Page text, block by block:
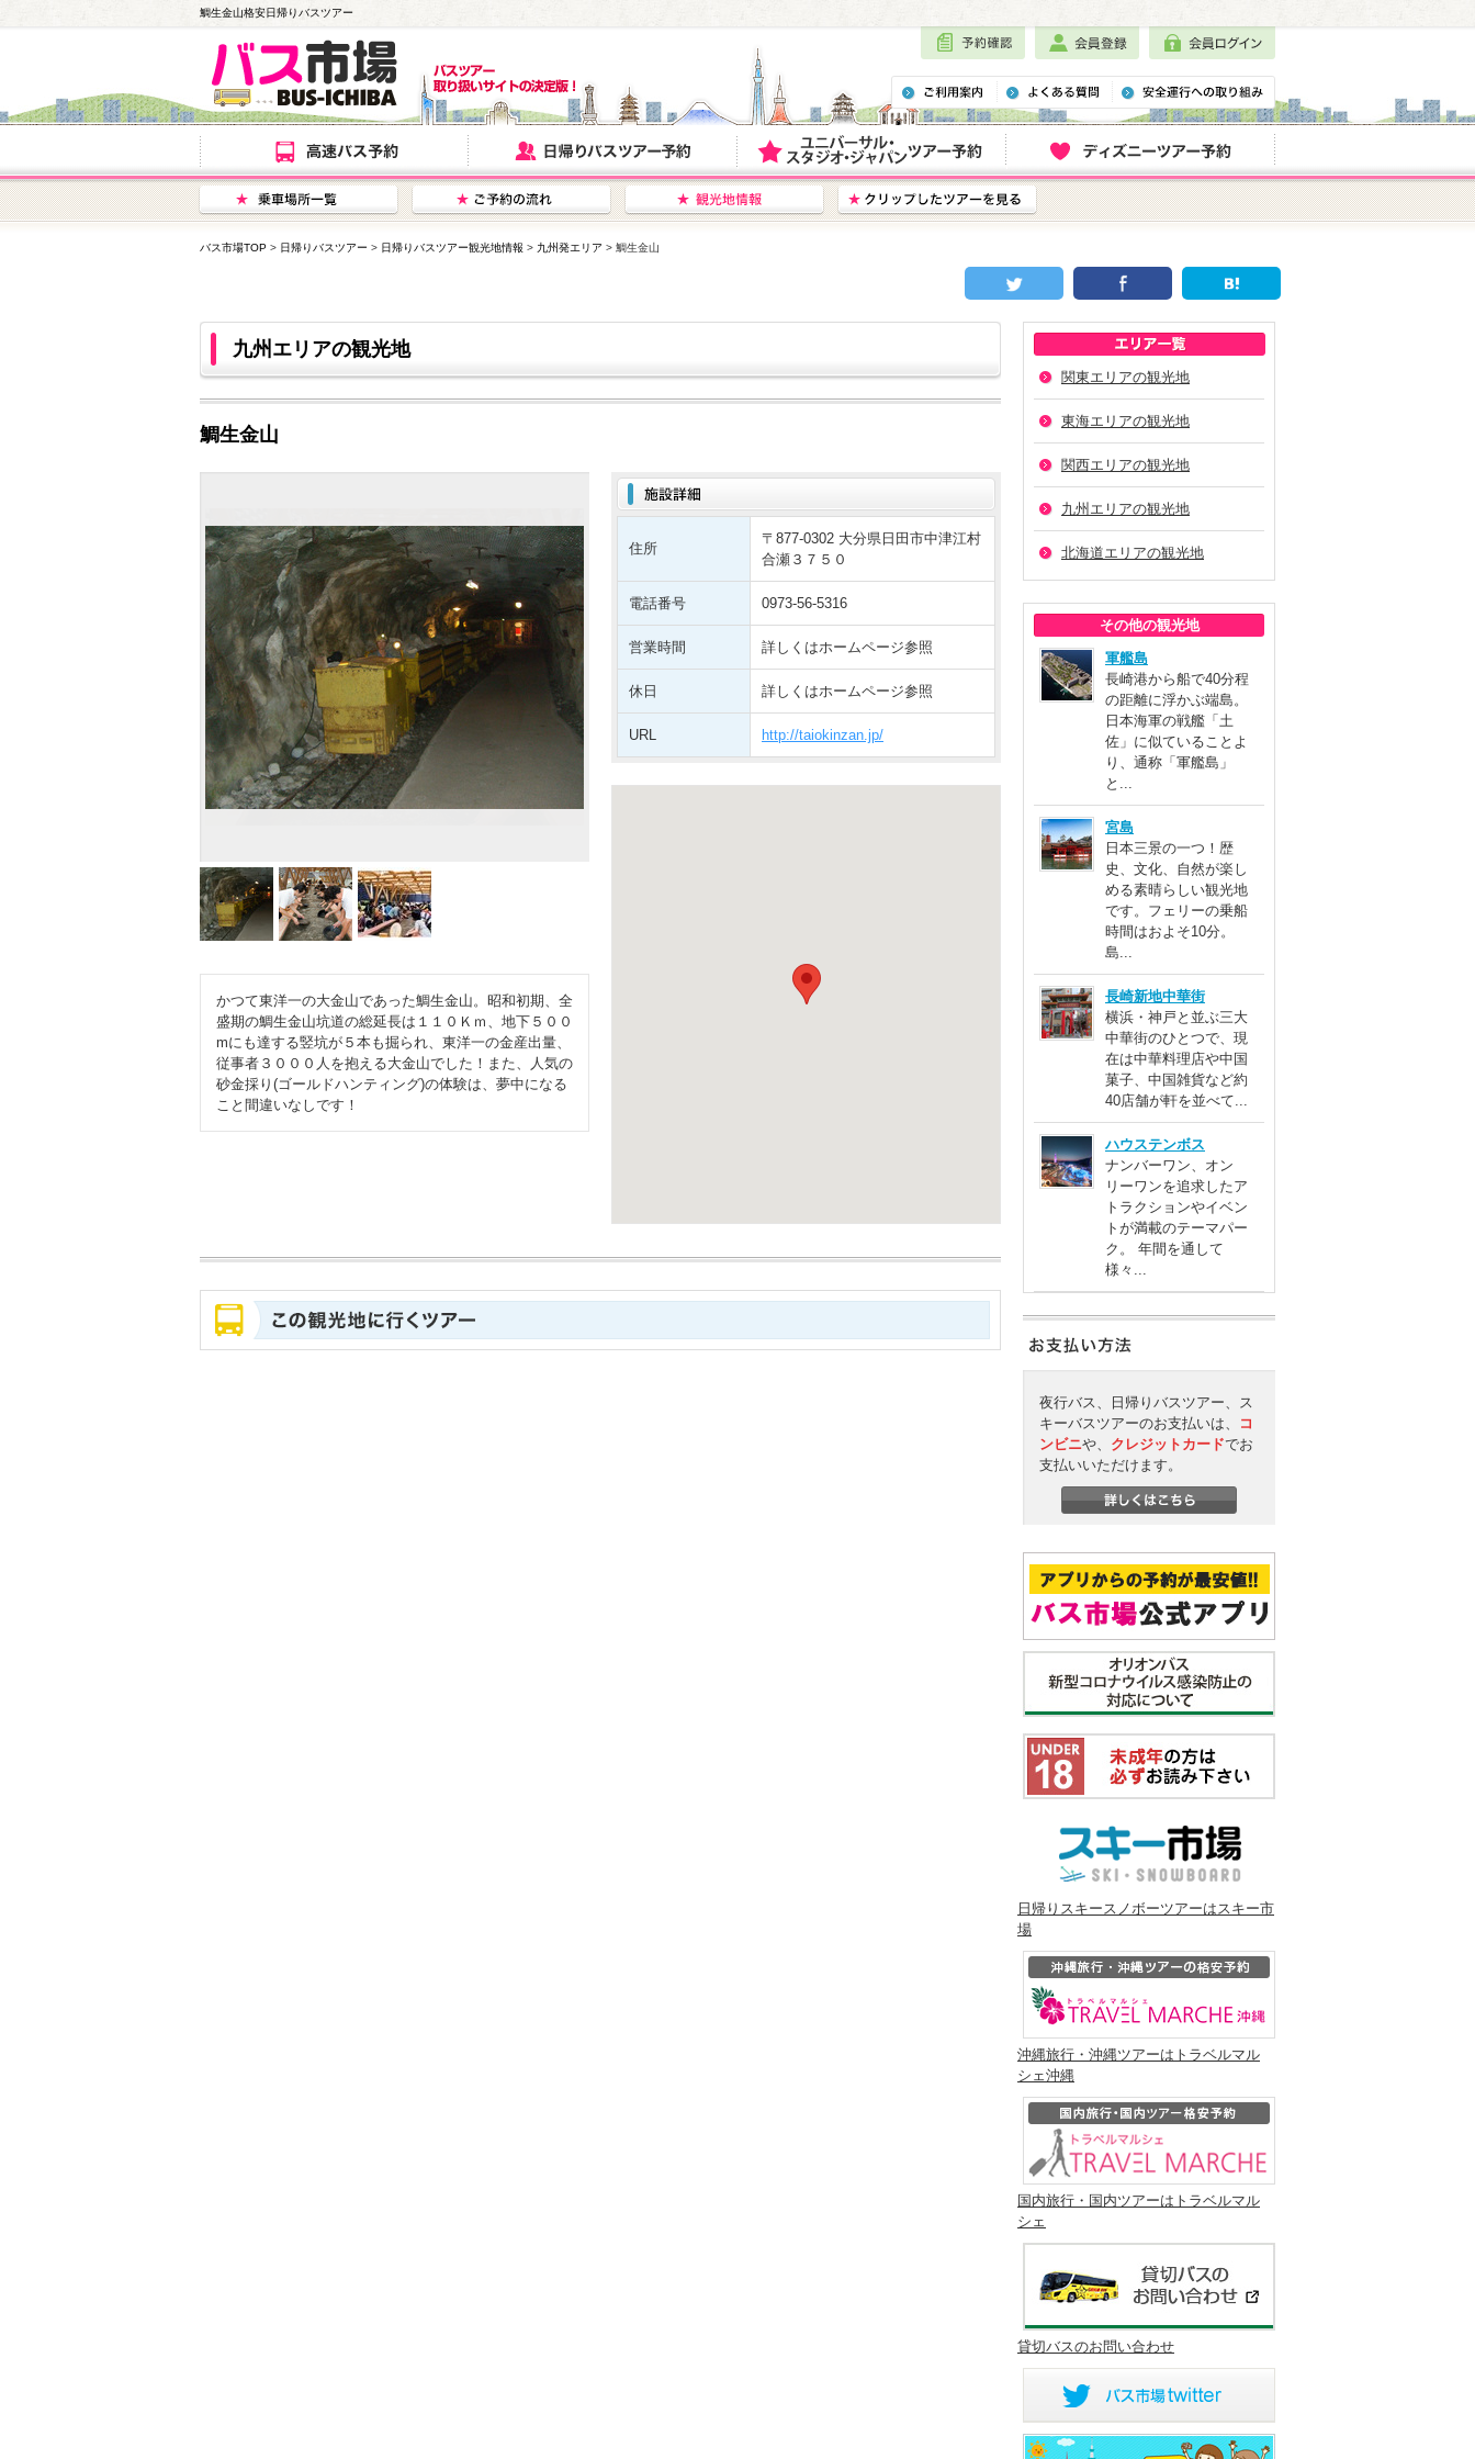
鯛生金山格安日帰りバスツアー
バス市場TOP > 日帰りバスツアー > 日帰りバスツアー観光地情報 > 九州発エリア > 鯛生金山
関東エリアの観光地
東海エリアの観光地
関西エリアの観光地
九州エリアの観光地
北海道エリアの観光地
その他の観光地
軍艦島
長崎港から船で40分程
の距離に浮かぶ端島。
日本海軍の戦艦「土
佐」に似ていることよ
り、通称「軍艦島」
と...
宮島
日本三景の一つ！歴
史、文化、自然が楽し
める素晴らしい観光地
です。フェリーの乗船
時間はおよそ10分。
島...
長崎新地中華街
横浜・神戸と並ぶ三大
中華街のひとつで、現
在は中華料理店や中国
菓子、中国雑貨など約
40店舗が軒を並べて...
ハウステンボス
ナンバーワン、オン
リーワンを追求したア
トラクションやイベン
トが満載のテーマパー
ク。 年間を通して
様々...
夜行バス、日帰りバスツアー、ス
キーバスツアーのお支払いは、
コ
ンビニや、 クレジットカードでお
支払いいただけます。
日帰りスキースノボーツアーはスキー市
場
沖縄旅行・沖縄ツアーはトラベルマル
シェ沖縄
国内旅行・国内ツアーはトラベルマル
シェ
貸切バスのお問い合わせ
九州エリアの観光地
鯛生金山
かつて東洋一の大金山であった鯛生金山。昭和初期、全
盛期の鯛生金山坑道の総延長は１１０Ｋｍ、地下５００
mにも達する竪坑が５本も掘られ、東洋一の金産出量、
従事者３０００人を抱える大金山でした！また、人気の
砂金採り(ゴールドハンティング)の体験は、夢中になる
こと間違いなしです！
住所
〒877-0302 大分県日田市中津江村
合瀬３７５０
電話番号 0973-56-5316
営業時間 詳しくはホームページ参照
休日 詳しくはホームページ参照
URL http://taiokinzan.jp/